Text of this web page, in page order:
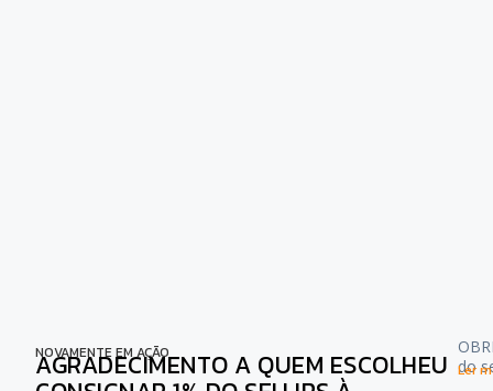
NOVAMENTE EM AÇÃO
AGRADECIMENTO A QUEM ESCOLHEU do
Ler